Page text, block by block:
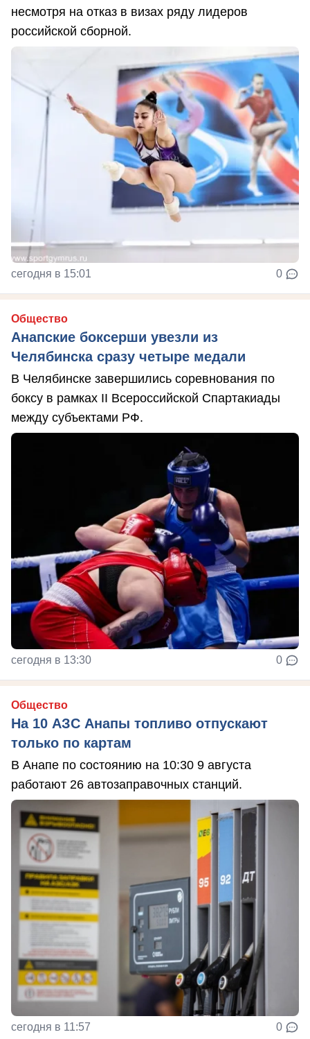
несмотря на отказ в визах ряду лидеров
российской сборной.
сегодня в 15:01 0
Общество
Анапские боксерши увезли из
Челябинска сразу четыре медали
В Челябинске завершились соревнования по
боксу в рамках II Всероссийской Спартакиады
между субъектами РФ.
сегодня в 13:30 0
Общество
На 10 АЗС Анапы топливо отпускают
только по картам
В Анапе по состоянию на 10:30 9 августа
работают 26 автозаправочных станций.
сегодня в 11:57 0